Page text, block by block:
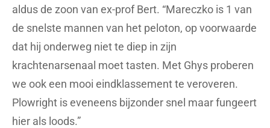
aldus de zoon van ex-prof Bert. “Mareczko is 1 van
de snelste mannen van het peloton, op voorwaarde
dat hij onderweg niet te diep in zijn
krachtenarsenaal moet tasten. Met Ghys proberen
we ook een mooi eindklassement te veroveren.
Plowright is eveneens bijzonder snel maar fungeert
hier als loods.”